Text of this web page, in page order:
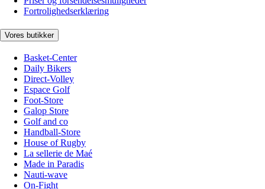
Fortrolighedserklæring
Vores butikker
Basket-Center
Daily Bikers
Direct-Volley
Espace Golf
Foot-Store
Galop Store
Golf and co
Handball-Store
House of Rugby
La sellerie de Maé
Made in Paradis
Nauti-wave
On-Fight